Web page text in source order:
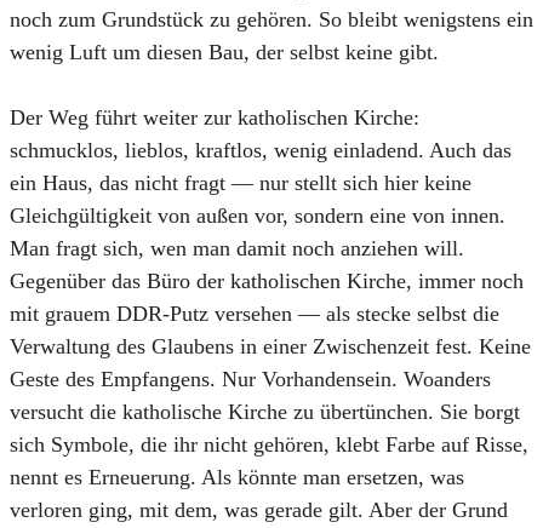
noch zum Grundstück zu gehören. So bleibt wenigstens ein
wenig Luft um diesen Bau, der selbst keine gibt.
Der Weg führt weiter zur katholischen Kirche:
schmucklos, lieblos, kraftlos, wenig einladend. Auch das
ein Haus, das nicht fragt — nur stellt sich hier keine
Gleichgültigkeit von außen vor, sondern eine von innen.
Man fragt sich, wen man damit noch anziehen will.
Gegenüber das Büro der katholischen Kirche, immer noch
mit grauem DDR-Putz versehen — als stecke selbst die
Verwaltung des Glaubens in einer Zwischenzeit fest. Keine
Geste des Empfangens. Nur Vorhandensein. Woanders
versucht die katholische Kirche zu übertünchen. Sie borgt
sich Symbole, die ihr nicht gehören, klebt Farbe auf Risse,
nennt es Erneuerung. Als könnte man ersetzen, was
verloren ging, mit dem, was gerade gilt. Aber der Grund